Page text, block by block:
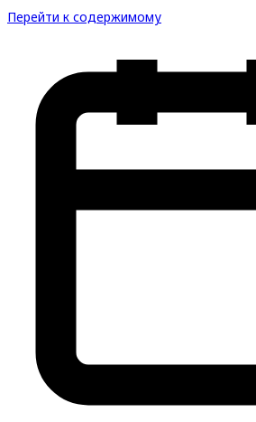
Перейти к содержимому